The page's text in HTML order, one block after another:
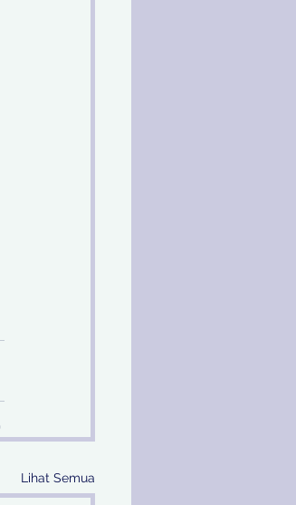
Lihat Semua